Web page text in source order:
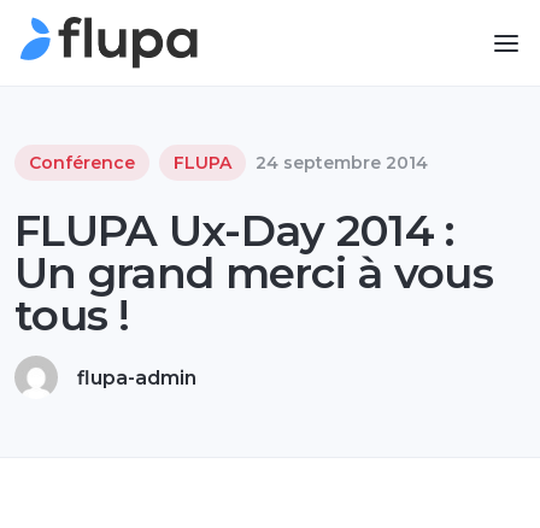
Conférence FLUPA 24 septembre 2014
FLUPA Ux-Day 2014 :
Un grand merci à vous
tous !
flupa-admin